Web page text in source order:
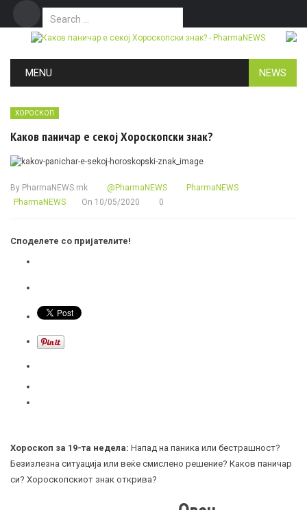
Search for:
MENU NEWS
ХОРОСКОП
Каков паничар е секој Хороскопски знак?
By PharmaNEWS.mk @PharmaNEWS
PharmaNEWS
PharmaNEWS
On 10/05/2020 0
Споделете со пријателите!
Хороскоп за 19-та недела: Напад на паника или бестрашност?
Безизлезна ситуација или веќе смислено решение? Каков паничар
си? Хороскопскиот знак открива?